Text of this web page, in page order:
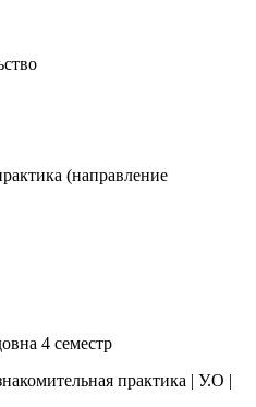
(направление
4 семестр
практика | У.О |